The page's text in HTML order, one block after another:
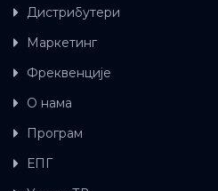
Дистрибутери
Маркетинг
Фреквенције
О нама
Програм
ЕПГ